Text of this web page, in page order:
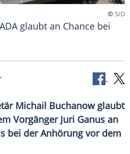
©SID
glaubt an Chance bei
Michail Buchanow glaubt
Vorgänger Juri Ganus an
bei der Anhörung vor dem